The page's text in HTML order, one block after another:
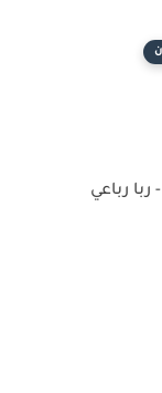
ربا رباعي